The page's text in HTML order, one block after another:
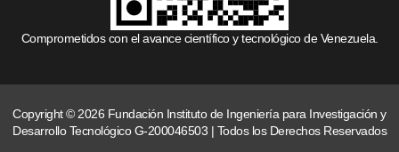
Comprometidos con el avance científico y tecnológico de Venezuela.
Copyright © 2026 Fundación Instituto de Ingeniería para Investigación y
Desarrollo Tecnológico G-200046503 | Todos los Derechos Reservados